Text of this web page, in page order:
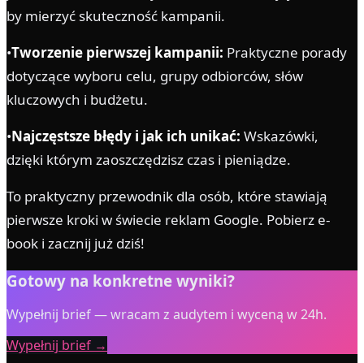
by mierzyć skuteczność kampanii.
•Tworzenie pierwszej kampanii: Praktyczne porady
dotyczące wyboru celu, grupy odbiorców, słów
kluczowych i budżetu.
•Najczęstsze błędy i jak ich unikać: Wskazówki,
dzięki którym zaoszczędzisz czas i pieniądze.
To praktyczny przewodnik dla osób, które stawiają
pierwsze kroki w świecie reklam Google. Pobierz e-
book i zacznij już dziś!
Gotowy na konkretne wyniki?
Wypełnij brief — wracam z audytem i wyceną w 24h.
Wypełnij brief →